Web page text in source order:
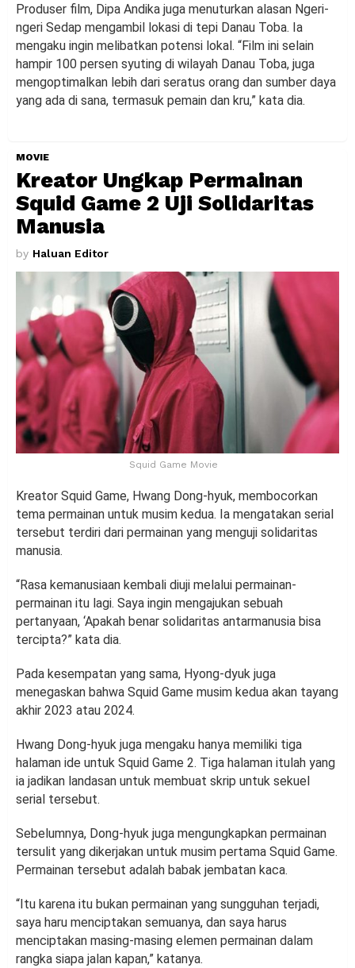
Produser film, Dipa Andika juga menuturkan alasan Ngeri-
ngeri Sedap mengambil lokasi di tepi Danau Toba. Ia
mengaku ingin melibatkan potensi lokal. “Film ini selain
hampir 100 persen syuting di wilayah Danau Toba, juga
mengoptimalkan lebih dari seratus orang dan sumber daya
yang ada di sana, termasuk pemain dan kru,” kata dia.
MOVIE
Kreator Ungkap Permainan
Squid Game 2 Uji Solidaritas
Manusia
by Haluan Editor
Squid Game Movie
Kreator Squid Game, Hwang Dong-hyuk, membocorkan
tema permainan untuk musim kedua. Ia mengatakan serial
tersebut terdiri dari permainan yang menguji solidaritas
manusia.
“Rasa kemanusiaan kembali diuji melalui permainan-
permainan itu lagi. Saya ingin mengajukan sebuah
pertanyaan, ‘Apakah benar solidaritas antarmanusia bisa
tercipta?” kata dia.
Pada kesempatan yang sama, Hyong-dyuk juga
menegaskan bahwa Squid Game musim kedua akan tayang
akhir 2023 atau 2024.
Hwang Dong-hyuk juga mengaku hanya memiliki tiga
halaman ide untuk Squid Game 2. Tiga halaman itulah yang
ia jadikan landasan untuk membuat skrip untuk sekuel
serial tersebut.
Sebelumnya, Dong-hyuk juga mengungkapkan permainan
tersulit yang dikerjakan untuk musim pertama Squid Game.
Permainan tersebut adalah babak jembatan kaca.
“Itu karena itu bukan permainan yang sungguhan terjadi,
saya haru menciptakan semuanya, dan saya harus
menciptakan masing-masing elemen permainan dalam
rangka siapa jalan kapan,” katanya.